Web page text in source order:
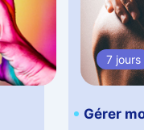
7 jours
Gérer